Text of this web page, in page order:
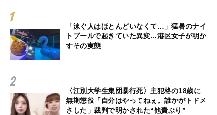
「泳ぐ人はほとんどいなくて…」猛暑のナイ
トプールで起きていた異変…港区女子が明か
すその実態
〈江別大学生集団暴行死〉主犯格の18歳に
無期懲役「自分はやってねぇ。誰かがトドメ
さした」裁判で明かされた“他責ぶり”